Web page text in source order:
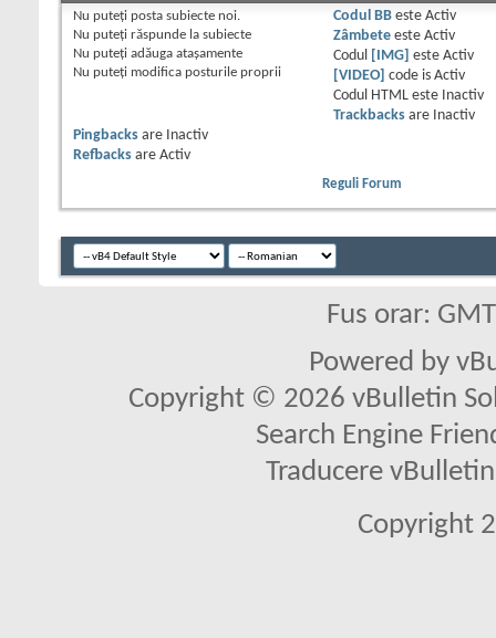
Nu puteţi posta subiecte noi.
Nu puteţi răspunde la subiecte
Nu puteţi adăuga ataşamente
Nu puteţi modifica posturile proprii
Codul BBeste Activ
Zâmbeteeste Activ
Codul
[IMG] este Activ
[VIDEO]
code is Activ
Codul HTML este
Inactiv
Trackbacksare
Inactiv
Pingbacks are
Inactiv
Refbacks are Activ
Reguli Forum
Fus orar:
Powered by
Copyright © 2026 vBulletin
Search Engine
Traducere
Copyright